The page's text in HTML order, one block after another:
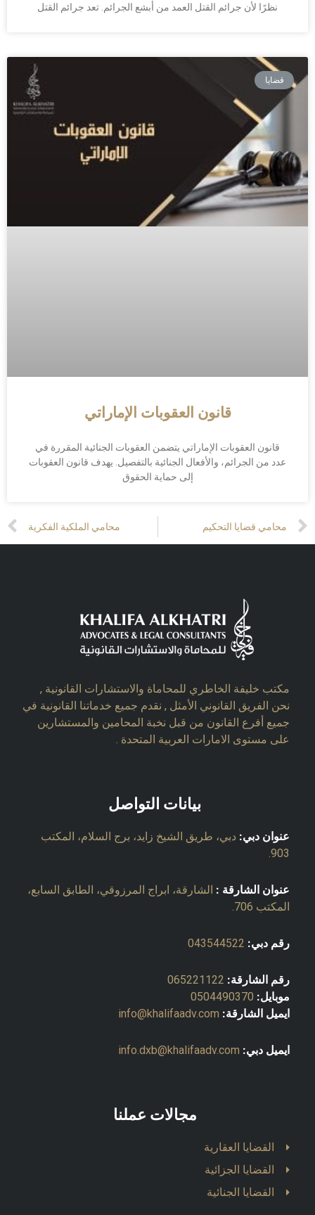
نظرًا لأن جرائم القتل العمد من أبشع الجرائم. تعد جرائم القتل
قضايا
قانون العقوبات الإماراتي
قانون العقوبات الإماراتي يتضمن العقوبات الجنائية المقررة في
عدد من الجرائم، والأفعال الجنائية بالتفصيل. يهدف قانون العقوبات
إلى حماية الحقوق
Prev
محامي قضايا التحكيم محامي الملكية الفكرية
مكتب خليفة الخاطري للمحاماة والاستشارات القانونية ,
نحن الفريق القانوني الأمثل , نقدم جميع خدماتنا القانونية في
جميع أفرع القانون من قبل نخبة المحامين والمستشارين
على مستوى الامارات العربية المتحدة .
بيانات التواصل
عنوان دبي: دبي، طريق الشيخ زايد، برج السلام، المكتب
903.
عنوان الشارقة : الشارقة، ابراج المرزوقي، الطابق السابع،
المكتب 706.
رقم دبي: 043544522
رقم الشارقة: 065221122
موبايل: 0504490370
ايميل الشارقة: info@khalifaadv.com
ايميل دبي: info.dxb@khalifaadv.com
مجالات عملنا
القضايا العقارية
القضايا الجزائية
القضايا الجنائية